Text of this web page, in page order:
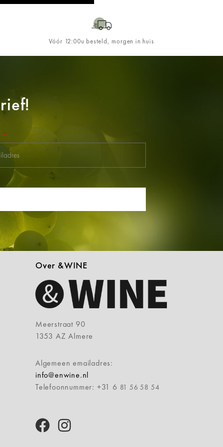
Vóór 12:00u besteld, morgen in huis
Over &WINE
Meerstraat 90
1353 AZ Almere
Algemeen emailadres:
info@enwine.nl
Telefoonnummer: +31 6 81 56 58 54